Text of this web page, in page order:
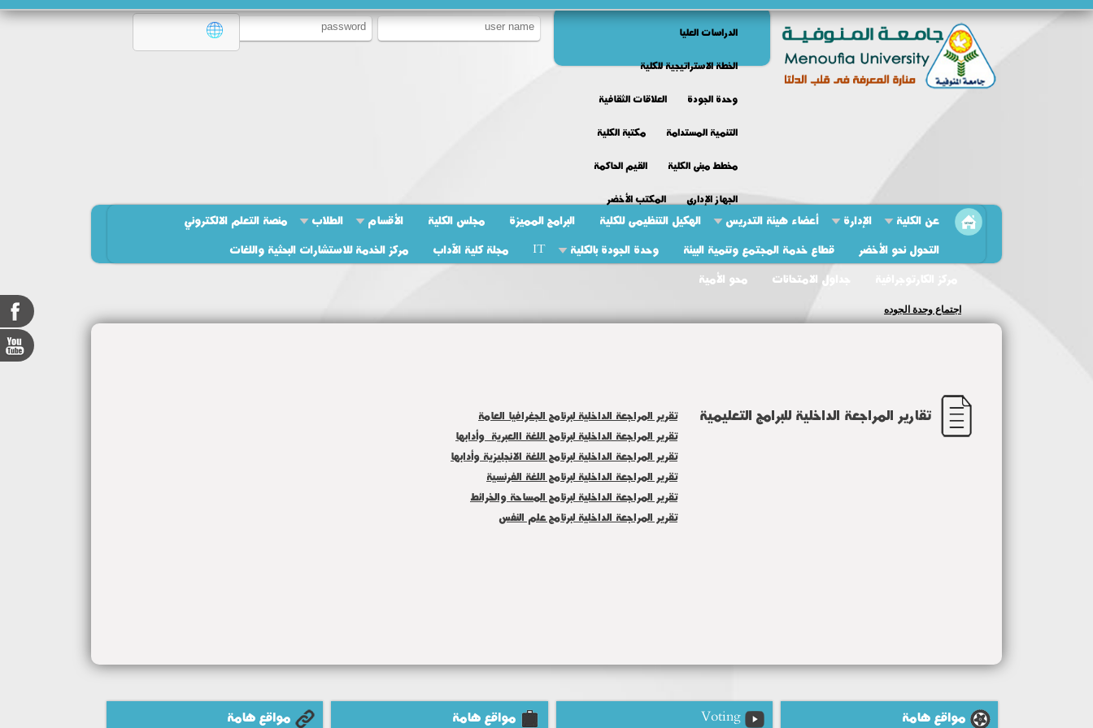
الدراسات العليا
الخطة الاستراتيجية للكلية
وحدة الجودة
العلاقات الثقافية
التنمية المستدامة
مكتبة الكلية
مخطط مبنى الكلية
القيم الحاكمة
الجهاز الإدارى
المكتب الأخضر
عن الكلية الإدارة أعضاء هيئة التدريس الهكيل التنظيمى للكلية البرامج المميزة مجلس الكلية الأقسام الطلاب
منصة التعلم الالكتروني
التحول نحو الأخضر
قطاع خدمة المجتمع وتنمية البيئة وحدة الجودة بالكلية IT مجلة كلية الآداب
مركز الخدمة للاستشارات البحثية واللغات
جداول الامتحانات محو الأمية
اجتماع وحدة الجوده
تقارير المراجعة الداخلية للبرامج التعليمية
تقرير المراجعة الداخلية لبرنامج الجغرافيا العامة
تقرير المراجعة الداخلية لبرنامج اللغة االعبرية وأدابها
تقرير المراجعة الداخلية لبرنامج اللغة الانجليزية وأدابها
تقرير المراجعة الداخلية لبرنامج اللغة الفرنسية
تقرير المراجعة الداخلية لبرنامج المساحة والخرائط
تقرير المراجعة الداخلية لبرنامج علم النفس
مواقع هامة Voting مواقع هامة مواقع هامة